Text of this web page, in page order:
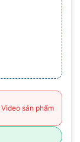
Video sản phẩm